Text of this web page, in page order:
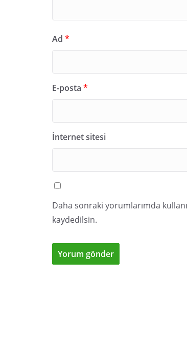
Ad *
E-posta *
İnternet sitesi
Daha sonraki yorumlarımda
kaydedilsin.